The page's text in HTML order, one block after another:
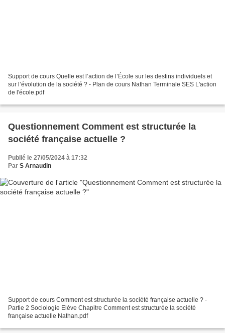
Support de cours Quelle est l’action de l’École sur les destins individuels et
sur l’évolution de la société ? - Plan de cours Nathan Terminale SES L'action
de l'école.pdf
Questionnement Comment est structurée la
société française actuelle ?
Publié le 27/05/2024 à 17:32
Par S Arnaudin
Support de cours Comment est structurée la société française actuelle ? -
Partie 2 Sociologie Elève Chapitre Comment est structurée la société
française actuelle Nathan.pdf